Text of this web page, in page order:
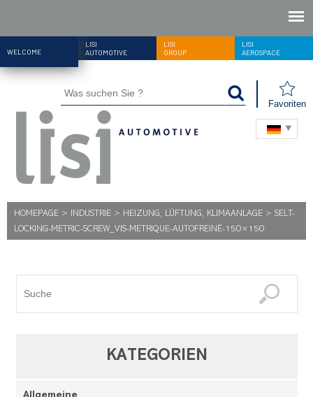
WELCOME
LISI
AUTOMOTIVE
LISI
GROUP
LISI
AEROSPACE
Favoriten
HOMEPAGE > INDUSTRIE > HEIZUNG, LÜFTUNG, KLIMAANLAGE > SELT-
LOCKING-METRIC-SCREW_VIS-METRIQUE-AUTOFREINÉ-150×150
KATEGORIEN